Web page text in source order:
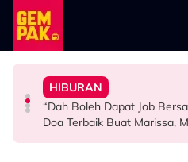
Skip to main content
HIBURAN
Bawa Anak Ke Klinik,
Doktor
HIBURAN
“Dah Boleh Dapat Job
Doa Terbaik Buat Marissa,
SELEBRITI
Michelle Yeoh Dinobatkan
Ini’ Di BIFF
BERITA
Kasihnya Ibu, Ikan Lumba-
Anak Yang Sudah Mati